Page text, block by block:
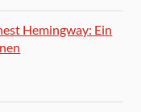
Hemingway: Ein